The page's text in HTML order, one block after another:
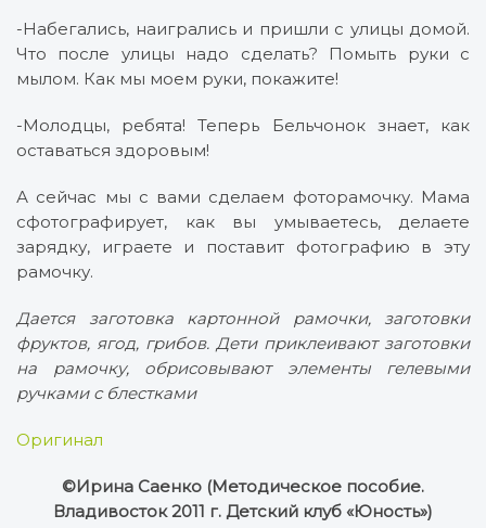
-Набегались, наигрались и пришли с улицы домой.
Что после улицы надо сделать? Помыть руки с
мылом. Как мы моем руки, покажите!
-Молодцы, ребята! Теперь Бельчонок знает, как
оставаться здоровым!
А сейчас мы с вами сделаем фоторамочку. Мама
сфотографирует, как вы умываетесь, делаете
зарядку, играете и поставит фотографию в эту
рамочку.
Дается заготовка картонной рамочки, заготовки
фруктов, ягод, грибов. Дети приклеивают заготовки
на рамочку, обрисовывают элементы гелевыми
ручками с блестками
Оригинал
©Ирина Саенко (Методическое пособие.
Владивосток 2011 г. Детский клуб «Юность»)